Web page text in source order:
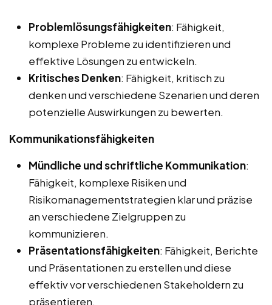
Problemlösungsfähigkeiten: Fähigkeit,
komplexe Probleme zu identifizieren und
effektive Lösungen zu entwickeln.
Kritisches Denken: Fähigkeit, kritisch zu
denken und verschiedene Szenarien und deren
potenzielle Auswirkungen zu bewerten.
Kommunikationsfähigkeiten
Mündliche und schriftliche Kommunikation:
Fähigkeit, komplexe Risiken und
Risikomanagementstrategien klar und präzise
an verschiedene Zielgruppen zu
kommunizieren.
Präsentationsfähigkeiten: Fähigkeit, Berichte
und Präsentationen zu erstellen und diese
effektiv vor verschiedenen Stakeholdern zu
präsentieren.